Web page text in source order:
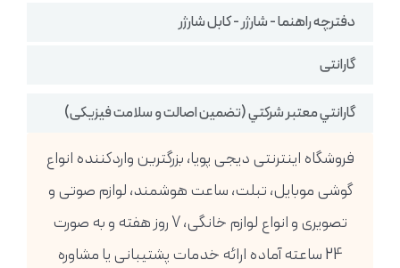
دفترچه راهنما - شارژر - کابل شارژر
گارانتی
گارانتي معتبر شركتي (تضمين اصالت و سلامت فیزیکی)
فروشگاه اینترنتی دیجی پویا، بزرگترین واردکننده انواع
گوشی موبایل، تبلت، ساعت هوشمند، لوازم صوتی و
تصویری و انواع لوازم خانگی، 7 روز هفته و به صورت
24 ساعته آماده ارائه خدمات پشتیبانی یا مشاوره